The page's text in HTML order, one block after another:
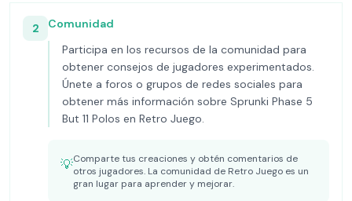
2
Comunidad
Participa en los recursos de la comunidad para
obtener consejos de jugadores experimentados.
Únete a foros o grupos de redes sociales para
obtener más información sobre Sprunki Phase 5
But 11 Polos en Retro Juego.
💡Comparte tus creaciones y obtén comentarios de
otros jugadores. La comunidad de Retro Juego es un
gran lugar para aprender y mejorar.